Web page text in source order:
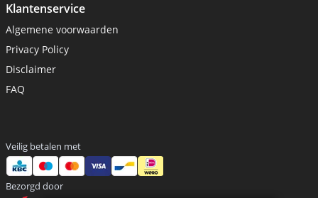
Klantenservice
Algemene voorwaarden
Privacy Policy
Disclaimer
FAQ
Veilig betalen met
Bezorgd door